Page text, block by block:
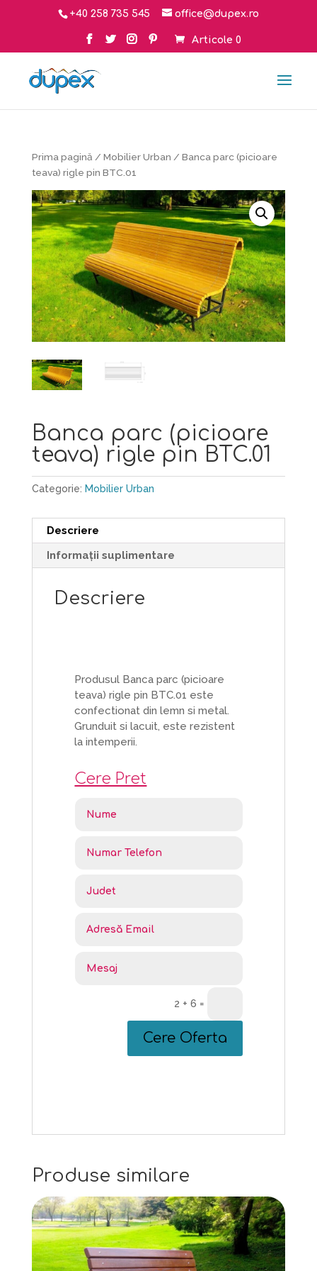
+40 258 735 545 office@dupex.ro
Articole 0
Prima pagină / Mobilier Urban / Banca parc (picioare
teava) rigle pin BTC.01
Banca parc (picioare
teava) rigle pin BTC.01
Categorie: Mobilier Urban
Descriere
Informații suplimentare
Descriere
Produsul Banca parc (picioare
teava) rigle pin BTC.01 este
confectionat din lemn si metal.
Grunduit si lacuit, este rezistent
la intemperii.
Cere Pret
2 + 6 =
Cere Oferta
Produse similare